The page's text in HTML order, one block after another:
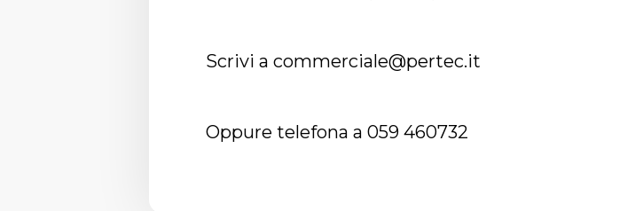
Scrivi a commerciale@pertec.it
Oppure telefona a 059 460732